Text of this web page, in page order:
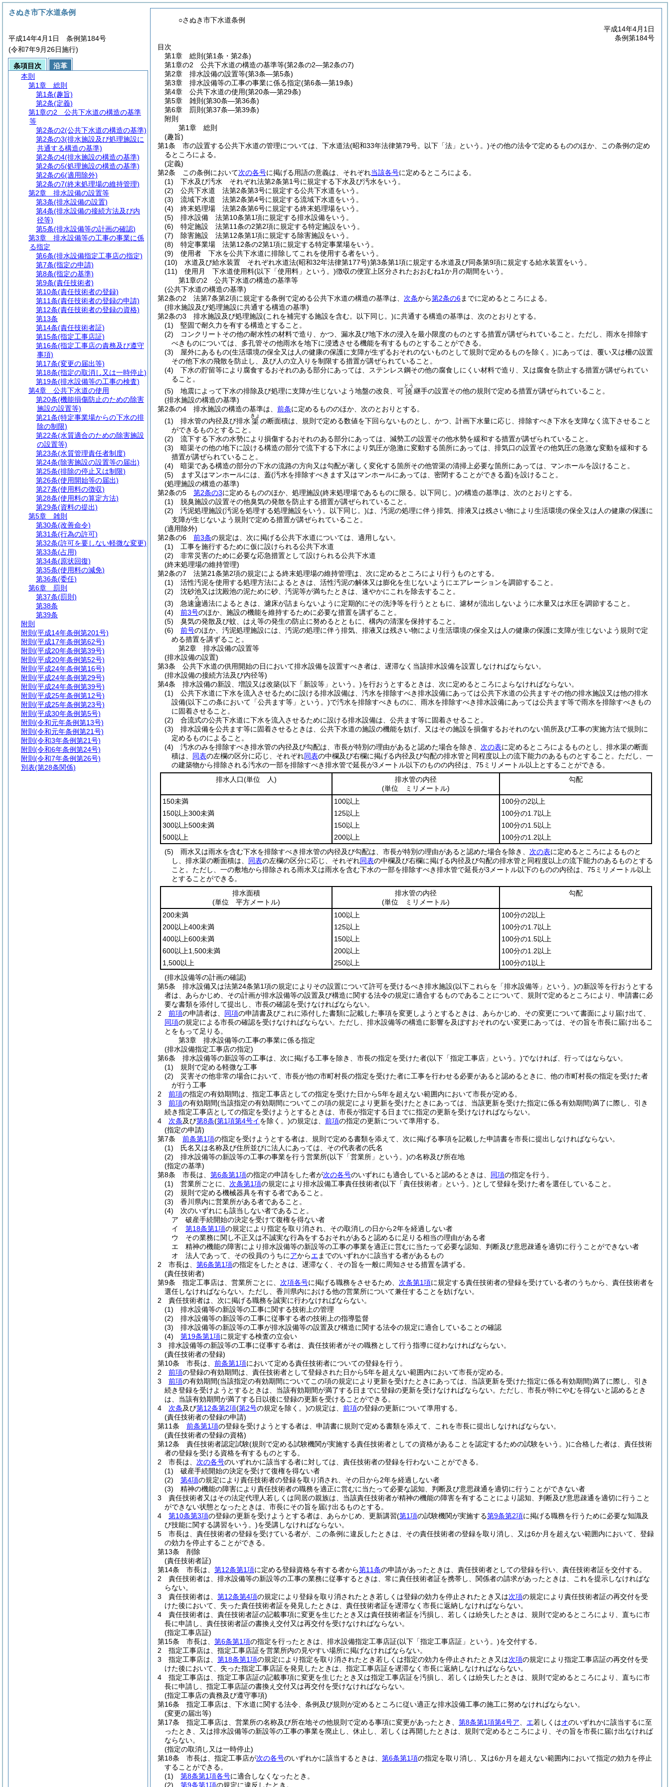
○さぬき市下水道条例
平成14年4月1日
条例第184号
目次
第1章
総則 (第1条・第2条)
第1章の2
公共下水道の構造の基準等(第2条の2―第2条の7)
第2章
排水設備の設置等(第3条―第5条)
第3章
排水設備等の工事の事業に係る指定(第6条―第19条)
第4章
公共下水道の使用(第20条―第29条)
第5章
雑則 (第30条―第36条)
第6章
罰則 (第37条―第39条)
附則
第1章
総則
(趣旨)
第1条
市の設置する公共下水道の管理については、下水道法(昭和33年法律第79号。以下「法」という。)その他の法令で定めるもののほか、この条例の定め
るところによる。
(定義)
第2条
この条例において次の各号に掲げる用語の意義は、それぞれ当該各号に定めるところによる。
(1)
下水及び汚水 それぞれ法第2条第1号に規定する下水及び汚水をいう。
(2)
公共下水道 法第2条第3号に規定する公共下水道をいう。
(3)
流域下水道 法第2条第4号に規定する流域下水道をいう。
(4)
終末処理場 法第2条第6号に規定する終末処理場をいう。
(5)
排水設備 法第10条第1項に規定する排水設備をいう。
(6)
特定施設 法第11条の2第2項に規定する特定施設をいう。
(7)
除害施設 法第12条第1項に規定する除害施設をいう。
(8)
特定事業場 法第12条の2第1項に規定する特定事業場をいう。
(9)
使用者 下水を公共下水道に排除してこれを使用する者をいう。
(10)
水道及び給水装置 それぞれ水道法(昭和32年法律第177号)第3条第1項に規定する水道及び同条第9項に規定する給水装置をいう。
(11)
使用月 下水道使用料(以下「使用料」という。)徴収の便宜上区分されたおおむね1か月の期間をいう。
第1章の2
公共下水道の構造の基準等
(公共下水道の構造の基準)
第2条の2
法第7条第2項に規定する条例で定める公共下水道の構造の基準は、 次条から第2条の6までに定めるところによる。
(排水施設及び処理施設に共通する構造の基準)
第2条の3
排水施設及び処理施設(これを補完する施設を含む。以下同じ。)に共通する構造の基準は、次のとおりとする。
(1)
堅固で耐久力を有する構造とすること。
(2)
コンクリートその他の耐水性の材料で造り、かつ、漏水及び地下水の浸入を最小限度のものとする措置が講ぜられていること。 ただし、雨水を排除す
べきものについては、多孔管その他雨水を地下に浸透させる機能を有するものとすることができる。
(3)
屋外にあるもの(生活環境の保全又は人の健康の保護に支障が生ずるおそれのないものとして規則で定めるものを除く。)にあっては、覆い又は柵の設置
その他下水の飛散を防止し、及び人の立入りを制限する措置が講ぜられていること。
(4)
下水の貯留等により腐食するおそれのある部分にあっては、ステンレス鋼その他の腐食しにくい材料で造り、又は腐食を防止する措置が講ぜられてい
ること。
(5)
地震によって下水の排除及び処理に支障が生じないよう地盤の改良、可撓
とう
継手の設置その他の規則で定める措置が講ぜられていること。
(排水施設の構造の基準)
第2条の4
排水施設の構造の基準は、 前条に定めるもののほか、次のとおりとする。
(1)
排水管の内径及び排水 渠
きょ
の断面積は、規則で定める数値を下回らないものとし、かつ、計画下水量に応じ、排除すべき下水を支障なく流下させること
ができるものとすること。
(2)
流下する下水の水勢により損傷するおそれのある部分にあっては、減勢工の設置その他水勢を緩和する措置が講ぜられていること。
(3)
暗渠その他の地下に設ける構造の部分で流下する下水により気圧が急激に変動する箇所にあっては、排気口の設置その他気圧の急激な変動を緩和する
措置が講ぜられていること。
(4)
暗渠である構造の部分の下水の流路の方向又は勾配が著しく変化する箇所その他管渠の清掃上必要な箇所にあっては、マンホールを設けること。
(5)
ます又はマンホールには、蓋(汚水を排除すべきます又はマンホールにあっては、密閉することができる蓋)を設けること。
(処理施設の構造の基準)
第2条の5
第2条の3に定めるもののほか、処理施設(終末処理場であるものに限る。以下同じ。)の構造の基準は、次のとおりとする。
(1)
脱臭施設の設置その他臭気の発散を防止する措置が講ぜられていること。
(2)
汚泥処理施設(汚泥を処理する処理施設をいう。以下同じ。)は、汚泥の処理に伴う排気、排液又は残さい物により生活環境の保全又は人の健康の保護に
支障が生じないよう規則で定める措置が講ぜられていること。
(適用除外)
第2条の6
前3条の規定は、次に掲げる公共下水道については、適用しない。
(1)
工事を施行するために仮に設けられる公共下水道
(2)
非常災害のために必要な応急措置として設けられる公共下水道
(終末処理場の維持管理)
第2条の7
法第21条第2項の規定による終末処理場の維持管理は、次に定めるところにより行うものとする。
(1)
活性汚泥を使用する処理方法によるときは、活性汚泥の解体又は膨化を生じないようにエアレーションを調節すること。
(2)
沈砂池又は沈殿池の泥ために砂、汚泥等が満ちたときは、速やかにこれを除去すること。
(3)
急速濾
ろ
過法によるときは、濾床が詰まらないように定期的にその洗浄等を行うとともに、濾材が流出しないように水量又は水圧を調節すること。
(4)
前3号のほか、施設の機能を維持するために必要な措置を講ずること。
(5)
臭気の発散及び蚊、はえ等の発生の防止に努めるとともに、構内の清潔を保持すること。
(6)
前号のほか、汚泥処理施設には、汚泥の処理に伴う排気、排液又は残さい物により生活環境の保全又は人の健康の保護に支障が生じないよう規則で定
める措置を講ずること。
第2章
排水設備の設置等
(排水設備の設置)
第3条
公共下水道の供用開始の日において排水設備を設置すべき者は、遅滞なく当該排水設備を設置しなければならない。
(排水設備の接続方法及び内径等)
第4条
排水設備の新設、増設又は改築(以下「新設等」という。)を行おうとするときは、次に定めるところによらなければならない。
(1)
公共下水道に下水を流入させるために設ける排水設備は、汚水を排除すべき排水設備にあっては公共下水道の公共ますその他の排水施設又は他の排水
設備(以下この条において「公共ます等」という。)で汚水を排除すべきものに、雨水を排除すべき排水設備にあっては公共ます等で雨水を排除すべきもの
に固着させること。
(2)
合流式の公共下水道に下水を流入させるために設ける排水設備は、公共ます等に固着させること。
(3)
排水設備を公共ます等に固着させるときは、公共下水道の施設の機能を妨げ、又はその施設を損傷するおそれのない箇所及び工事の実施方法で規則に
定めるものによること。
(4)
汚水のみを排除すべき排水管の内径及び勾配は、市長が特別の理由があると認めた場合を除き、 次の表に定めるところによるものとし、排水渠の断面
積は、 同表の左欄の区分に応じ、それぞれ同表の中欄及び右欄に掲げる内径及び勾配の排水管と同程度以上の流下能力のあるものとすること。 ただし、一
の建築物から排除される汚水の一部を排除すべき排水管で延長が3メートル以下のものの内径は、75ミリメートル以上とすることができる。
排水人口(単位 人)
排水管の内径
(単位 ミリメートル)
勾配
150未満 100以上
100分の2以上
150以上300未満
125以上
100分の1.7以上
300以上500未満
150以上
100分の1.5以上
500以上
200以上
100分の1.2以上
(5)
雨水又は雨水を含む下水を排除すべき排水管の内径及び勾配は、市長が特別の理由があると認めた場合を除き、 次の表に定めるところによるものと
し、排水渠の断面積は、 同表の左欄の区分に応じ、それぞれ同表の中欄及び右欄に掲げる内径及び勾配の排水管と同程度以上の流下能力のあるものとする
こと。 ただし、一の敷地から排除される雨水又は雨水を含む下水の一部を排除すべき排水管で延長が3メートル以下のものの内径は、75ミリメートル以上
とすることができる。
排水面積
(単位 平方メートル)
排水管の内径
(単位 ミリメートル)
勾配
200未満 100以上
100分の2以上
200以上400未満
125以上
100分の1.7以上
400以上600未満
150以上
100分の1.5以上
600以上1,500未満
200以上
100分の1.2以上
1,500以上
250以上
100分の1以上
(排水設備等の計画の確認)
第5条
排水設備又は法第24条第1項の規定によりその設置について許可を受けるべき排水施設(以下これらを「排水設備等」という。)の新設等を行おうとする
者は、あらかじめ、その計画が排水設備等の設置及び構造に関する法令の規定に適合するものであることについて、規則で定めるところにより、申請書に必
要な書類を添付して提出し、市長の確認を受けなければならない。
2
前項の申請者は、 同項の申請書及びこれに添付した書類に記載した事項を変更しようとするときは、あらかじめ、その変更について書面により届け出て、
同項の規定による市長の確認を受けなければならない。 ただし、排水設備等の構造に影響を及ぼすおそれのない変更にあっては、その旨を市長に届け出るこ
とをもって足りる。
第3章
排水設備等の工事の事業に係る指定
(排水設備指定工事店の指定)
第6条
排水設備等の新設等の工事は、次に掲げる工事を除き、市長の指定を受けた者(以下「指定工事店」という。)でなければ、行ってはならない。
(1)
規則で定める軽微な工事
(2)
災害その他非常の場合において、市長が他の市町村長の指定を受けた者に工事を行わせる必要があると認めるときに、他の市町村長の指定を受けた者
が行う工事
2
前項の指定の有効期間は、指定工事店としての指定を受けた日から5年を超えない範囲内において市長が定める。
3
前項の有効期間(当該指定の有効期間についてこの項の規定により更新を受けたときにあっては、当該更新を受けた指定に係る有効期間)満了に際し、引き
続き指定工事店としての指定を受けようとするときは、市長が指定する日までに指定の更新を受けなければならない。
4
次条及び第8条(第1項第4号イを除く。)の規定は、 前項の指定の更新について準用する。
(指定の申請)
第7条
前条第1項の指定を受けようとする者は、規則で定める書類を添えて、次に掲げる事項を記載した申請書を市長に提出しなければならない。
(1)
氏名又は名称及び住所並びに法人にあっては、その代表者の氏名
(2)
排水設備等の新設等の工事の事業を行う営業所(以下「営業所」という。)の名称及び所在地
(指定の基準)
第8条
市長は、 第6条第1項の指定の申請をした者が次の各号のいずれにも適合していると認めるときは、 同項の指定を行う。
(1)
営業所ごとに、 次条第1項の規定により排水設備工事責任技術者(以下「責任技術者」という。)として登録を受けた者を選任していること。
(2)
規則で定める機械器具を有する者であること。
(3)
香川県内に営業所がある者であること。
(4)
次のいずれにも該当しない者であること。
ア
破産手続開始の決定を受けて復権を得ない者
イ
第18条第1項の規定により指定を取り消され、その取消しの日から2年を経過しない者
ウ
その業務に関し不正又は不誠実な行為をするおそれがあると認めるに足りる相当の理由がある者
エ
精神の機能の障害により排水設備等の新設等の工事の事業を適正に営むに当たって必要な認知、判断及び意思疎通を適切に行うことができない者
オ
法人であって、その役員のうちにアからエ までのいずれかに該当する者があるもの
2
市長は、 第6条第1項の指定をしたときは、遅滞なく、その旨を一般に周知させる措置を講ずる。
(責任技術者)
第9条
指定工事店は、営業所ごとに、 次項各号に掲げる職務をさせるため、 次条第1項に規定する責任技術者の登録を受けている者のうちから、責任技術者を
選任しなければならない。 ただし、香川県内における他の営業所について兼任することを妨げない。
2
責任技術者は、次に掲げる職務を誠実に行わなければならない。
(1)
排水設備等の新設等の工事に関する技術上の管理
(2)
排水設備等の新設等の工事に従事する者の技術上の指導監督
(3)
排水設備等の新設等の工事が排水設備等の設置及び構造に関する法令の規定に適合していることの確認
(4)
第19条第1項に規定する検査の立会い
3
排水設備等の新設等の工事に従事する者は、責任技術者がその職務として行う指導に従わなければならない。
(責任技術者の登録)
第10条
市長は、 前条第1項において定める責任技術者についての登録を行う。
2
前項の登録の有効期間は、責任技術者として登録された日から5年を超えない範囲内において市長が定める。
3
前項の有効期間(当該指定の有効期間についてこの項の規定により更新を受けたときにあっては、当該更新を受けた指定に係る有効期間)満了に際し、引き
続き登録を受けようとするときは、当該有効期間が満了する日までに登録の更新を受けなければならない。 ただし、市長が特にやむを得ないと認めるとき
は、当該有効期間が満了する日以後に登録の更新を受けることができる。
4
次条及び第12条第2項(第2号の規定を除く。)の規定は、 前項の登録の更新について準用する。
(責任技術者の登録の申請)
第11条
前条第1項の登録を受けようとする者は、申請書に規則で定める書類を添えて、これを市長に提出しなければならない。
(責任技術者の登録の資格)
第12条
責任技術者認定試験(規則で定める試験機関が実施する責任技術者としての資格があることを認定するための試験をいう。)に合格した者は、責任技術
者の登録を受ける資格を有するものとする。
2
市長は、 次の各号のいずれかに該当する者に対しては、責任技術者の登録を行わないことができる。
(1)
破産手続開始の決定を受けて復権を得ない者
(2)
第4項の規定により責任技術者の登録を取り消され、その日から2年を経過しない者
(3)
精神の機能の障害により責任技術者の職務を適正に営むに当たって必要な認知、判断及び意思疎通を適切に行うことができない者
3
責任技術者又はその法定代理人若しくは同居の親族は、当該責任技術者が精神の機能の障害を有することにより認知、判断及び意思疎通を適切に行うこと
ができない状態となったときは、市長にその旨を届け出るものとする。
4
第10条第3項の登録の更新を受けようとする者は、あらかじめ、更新講習(第1項の試験機関が実施する第9条第2項に掲げる職務を行うために必要な知識及
び技能に関する講習をいう。)を受講しなければならない。
5
市長は、責任技術者の登録を受けている者が、この条例に違反したときは、その責任技術者の登録を取り消し、又は6か月を超えない範囲内において、登録
の効力を停止することができる。
第13条
削除
(責任技術者証)
第14条
市長は、 第12条第1項に定める登録資格を有する者から第11条の申請があったときは、責任技術者としての登録を行い、責任技術者証を交付する。
2
責任技術者は、排水設備等の新設等の工事の業務に従事するときは、常に責任技術者証を携帯し、関係者の請求があったときは、これを提示しなければな
らない。
3
責任技術者は、 第12条第4項の規定により登録を取り消されたとき若しくは登録の効力を停止されたとき又は次項の規定により責任技術者証の再交付を受
けた後において、失った責任技術者証を発見したときは、責任技術者証を遅滞なく市長に返納しなければならない。
4
責任技術者は、責任技術者証の記載事項に変更を生じたとき又は責任技術者証を汚損し、若しくは紛失したときは、規則で定めるところにより、直ちに市
長に申請し、責任技術者証の書換え交付又は再交付を受けなければならない。
(指定工事店証)
第15条
市長は、 第6条第1項の指定を行ったときは、排水設備指定工事店証(以下「指定工事店証」という。)を交付する。
2
指定工事店は、指定工事店証を営業所内の見やすい場所に掲げなければならない。
3
指定工事店は、 第18条第1項の規定により指定を取り消されたとき若しくは指定の効力を停止されたとき又は次項の規定により指定工事店証の再交付を受
けた後において、失った指定工事店証を発見したときは、指定工事店証を遅滞なく市長に返納しなければならない。
4
指定工事店は、指定工事店証の記載事項に変更を生じたとき又は指定工事店証を汚損し、若しくは紛失したときは、規則で定めるところにより、直ちに市
長に申請し、指定工事店証の書換え交付又は再交付を受けなければならない。
(指定工事店の責務及び遵守事項)
第16条
指定工事店は、下水道に関する法令、条例及び規則が定めるところに従い適正な排水設備工事の施工に努めなければならない。
(変更の届出等)
第17条
指定工事店は、営業所の名称及び所在地その他規則で定める事項に変更があったとき、 第8条第1項第4号ア エ若しくはオのいずれかに該当するに至
ったとき、又は排水設備等の新設等の工事の事業を廃止し、休止し、若しくは再開したときは、規則で定めるところにより、その旨を市長に届け出なければ
ならない。
(指定の取消し又は一時停止)
第18条
市長は、指定工事店が次の各号のいずれかに該当するときは、 第6条第1項の指定を取り消し、又は6か月を超えない範囲内において指定の効力を停止
することができる。
(1)
第8条第1項各号に適合しなくなったとき。
(2)
第9条第1項の規定に違反したとき。
さぬき市下水道条例
平成14年4月1日 条例第184号
(令和7年9月26日施行)
条項目次
沿革
本則
第1章
総則
第1条(趣旨)
第2条(定義)
第1章の2
公共下水道の構造の基準
等
第2条の2(公共下水道の構造の基準)
第2条の3(排水施設及び処理施設に
共通する構造の基準)
第2条の4(排水施設の構造の基準)
第2条の5(処理施設の構造の基準)
第2条の6(適用除外)
第2条の7(終末処理場の維持管理)
第2章
排水設備の設置等
第3条(排水設備の設置)
第4条(排水設備の接続方法及び内
径等)
第5条(排水設備等の計画の確認)
第3章
排水設備等の工事の事業に係
る指定
第6条(排水設備指定工事店の指定)
第7条(指定の申請)
第8条(指定の基準)
第9条(責任技術者)
第10条(責任技術者の登録)
第11条(責任技術者の登録の申請)
第12条(責任技術者の登録の資格)
第13条
第14条(責任技術者証)
第15条(指定工事店証)
第16条(指定工事店の責務及び遵守
事項)
第17条(変更の届出等)
第18条(指定の取消し又は一時停止)
第19条(排水設備等の工事の検査)
第4章
公共下水道の使用
第20条(機能損傷防止のための除害
施設の設置等)
第21条(特定事業場からの下水の排
除の制限)
第22条(水質適合のための除害施設
の設置等)
第23条(水質管理責任者制度)
第24条(除害施設の設置等の届出)
第25条(排除の停止又は制限)
第26条(使用開始等の届出)
第27条(使用料の徴収)
第28条(使用料の算定方法)
第29条(資料の提出)
第5章
雑則
第30条(改善命令)
第31条(行為の許可)
第32条(許可を要しない軽微な変更)
第33条(占用)
第34条(原状回復)
第35条(使用料の減免)
第36条(委任)
第6章
罰則
第37条(罰則)
第38条
第39条
附則
附則 (平成14年条例第201号)
附則 (平成17年条例第62号)
附則 (平成20年条例第39号)
附則 (平成20年条例第52号)
附則 (平成24年条例第16号)
附則 (平成24年条例第29号)
附則 (平成24年条例第39号)
附則 (平成25年条例第12号)
附則 (平成25年条例第23号)
附則 (平成30年条例第5号)
附則 (令和元年条例第13号)
附則 (令和元年条例第21号)
附則 (令和3年条例第21号)
附則 (令和6年条例第24号)
附則 (令和7年条例第26号)
別表(第28条関係)